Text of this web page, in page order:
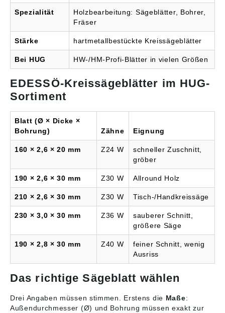
Spezialität
Holzbearbeitung: Sägeblätter, Bohrer,
Fräser
Stärke hartmetallbestückte Kreissägeblätter
Bei HUG HW-/HM-Profi-Blätter in vielen Größen
EDESSÖ-Kreissägeblätter im HUG-
Sortiment
Blatt (Ø × Dicke ×
Bohrung)
Zähne Eignung
160 × 2,6 × 20 mm Z24 W
schneller Zuschnitt,
gröber
190 × 2,6 × 30 mm Z30 W Allround Holz
210 × 2,6 × 30 mm Z30 W Tisch-/Handkreissäge
230 × 3,0 × 30 mm Z36 W
sauberer Schnitt,
größere Säge
190 × 2,8 × 30 mm Z40 W
feiner Schnitt, wenig
Ausriss
Das richtige Sägeblatt wählen
Drei Angaben müssen stimmen. Erstens die Maße:
Außendurchmesser (Ø) und Bohrung müssen exakt zur